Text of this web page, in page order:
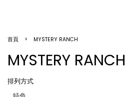
首頁 › MYSTERY RANCH
MYSTERY RANCH
排列方式